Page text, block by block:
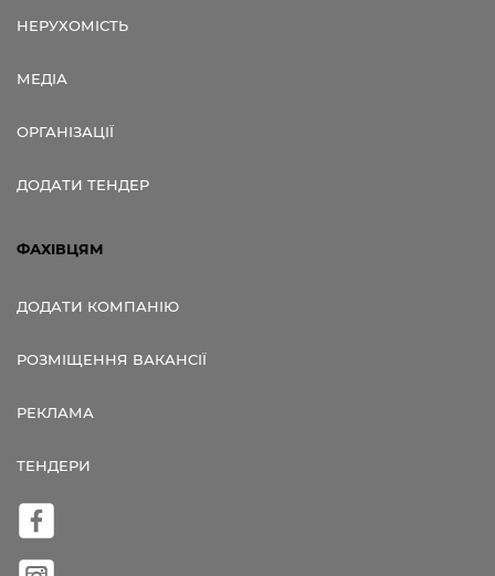
НЕРУХОМІСТЬ
МЕДІА
ОРГАНІЗАЦІЇ
ДОДАТИ ТЕНДЕР
ФАХІВЦЯМ
ДОДАТИ КОМПАНІЮ
РОЗМІЩЕННЯ ВАКАНСІЇ
РЕКЛАМА
ТЕНДЕРИ